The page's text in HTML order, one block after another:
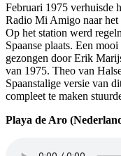
Februari 1975 verhuisde
Radio Mi Amigo naar het
Op het station werd
Spaanse plaats. Een
gezongen door Erik
van 1975. Theo van
Spaanstalige versie van
compleet te maken
Playa de Aro